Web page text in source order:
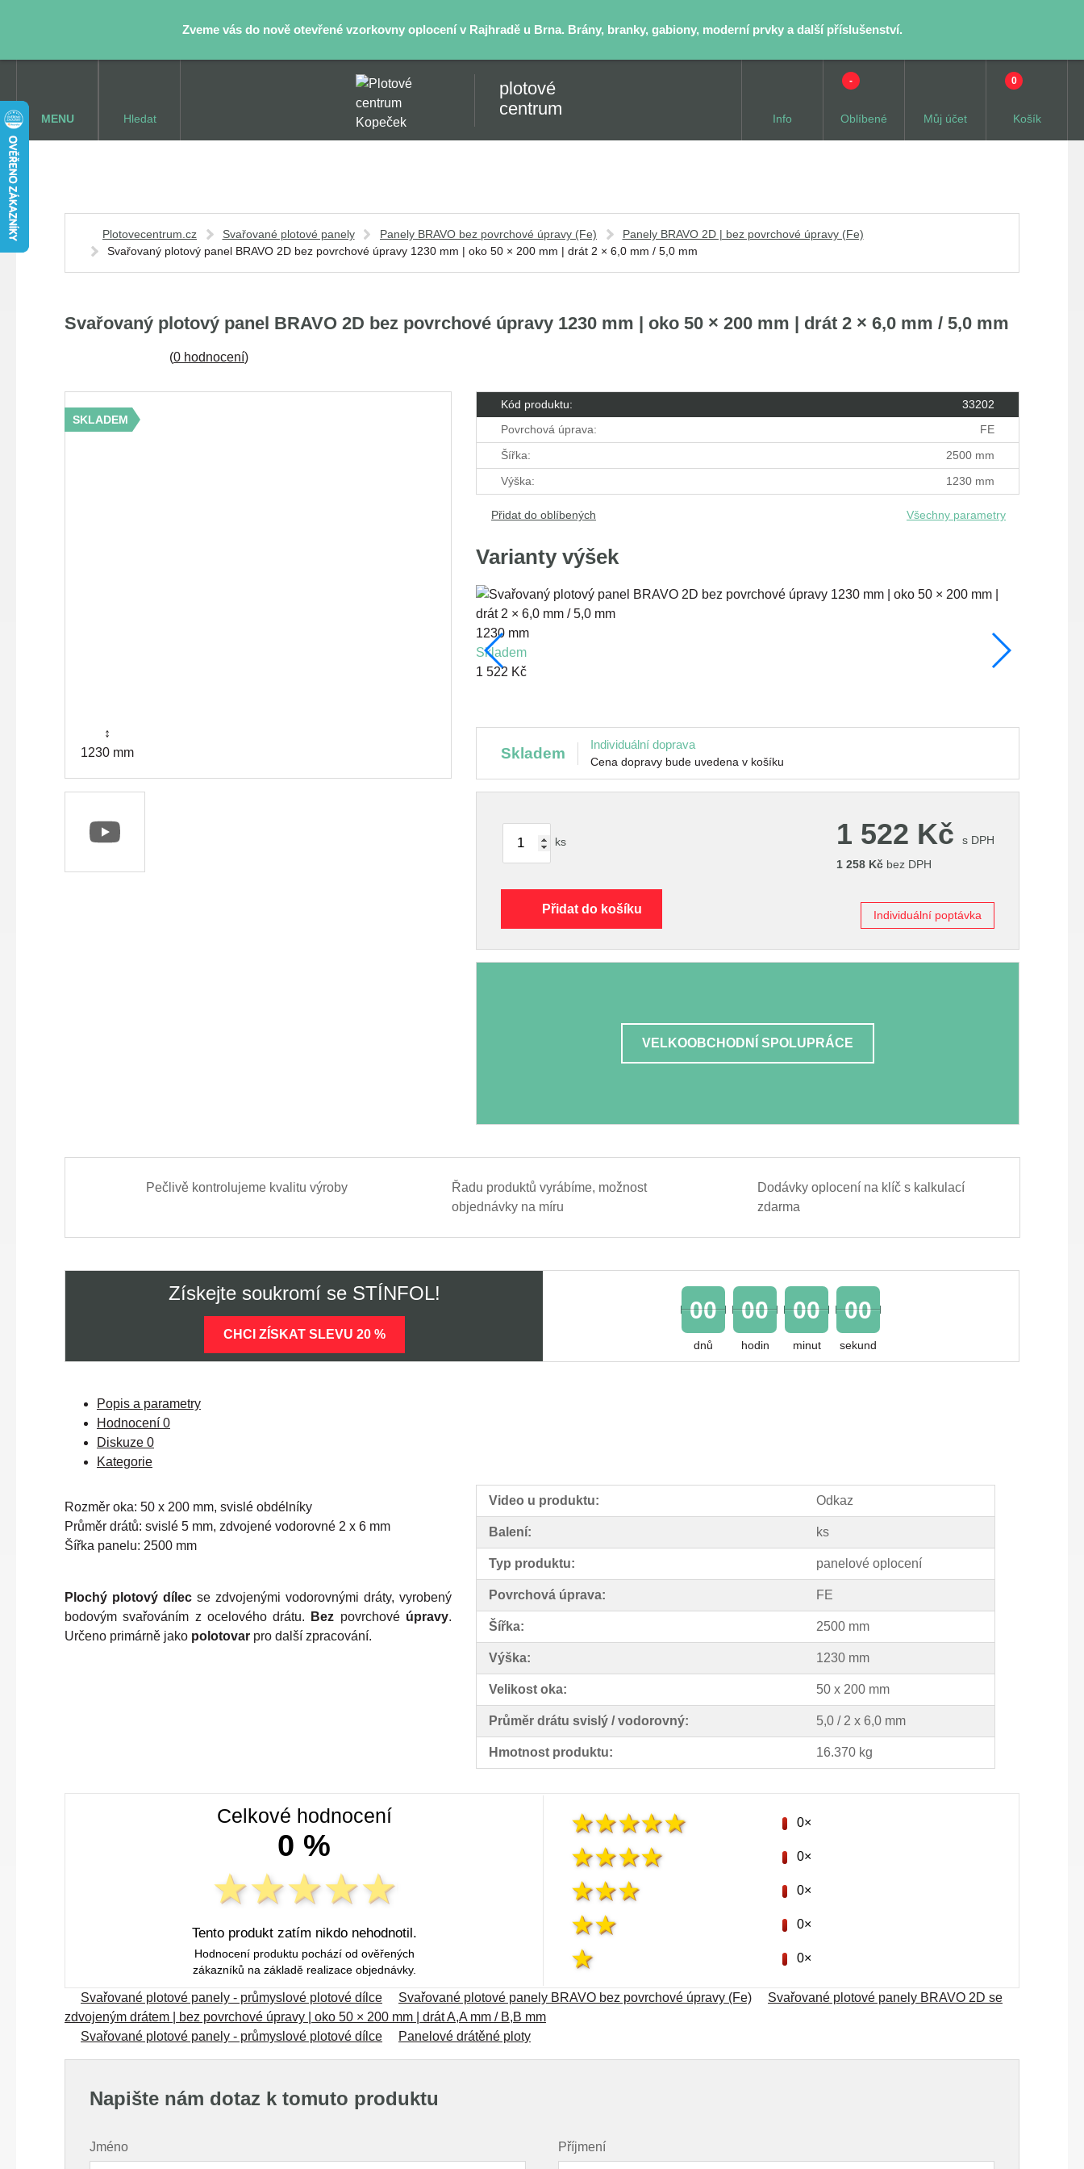
Zveme vás do nově otevřené vzorkovny oplocení v Rajhradě u Brna. Brány, branky, gabiony, moderní prvky a další příslušenství.
MENU
plotové
centrum
Hledat Info Oblíbené
-
Můj účet Košík
0
Plotovecentrum.cz Svařované plotové panely Panely BRAVO bez povrchové úpravy (Fe)
Panely BRAVO 2D | bez povrchové úpravy (Fe)
Svařovaný plotový panel BRAVO 2D bez povrchové úpravy 1230 mm | oko 50 × 200 mm | drát 2 × 6,0 mm / 5,0 mm
Svařovaný plotový panel BRAVO 2D bez povrchové úpravy 1230 mm | oko 50 × 200 mm | drát 2 × 6,0 mm / 5,0 mm
(0 hodnocení)
SKLADEM
↕
1230 mm
Kód produktu:
33202
Povrchová úprava:
FE
Šířka:
2500 mm
Výška:
1230 mm
Přidat do oblíbených Všechny parametry
Varianty výšek
1230 mm
skladem
1 522 Kč
skladem Individuální doprava
Cena dopravy bude uvedena v košíku
ks 1 522 Kč
s DPH
1 258 Kč bez DPH
Přidat do košíku Individuální poptávka
VELKOOBCHODNÍ SPOLUPRÁCE
Pečlivě kontrolujeme kvalitu výroby
Řadu produktů vyrábíme, možnost
objednávky na míru
Dodávky oplocení na klíč s kalkulací
zdarma
Získejte soukromí se STÍNFOL!
CHCI ZÍSKAT SLEVU 20 %
00
dnů
00
hodin
00
minut
00
sekund
Popis a parametry
Hodnocení 0
Diskuze 0
Kategorie
Rozměr oka: 50 x 200 mm, svislé obdélníky
Průměr drátů: svislé 5 mm, zdvojené vodorovné 2 x 6 mm
Šířka panelu: 2500 mm
Plochý plotový dílec se zdvojenými vodorovnými dráty, vyrobený
bodovým svařováním z ocelového drátu.
Bez povrchové úpravy.
Určeno primárně jako polotovar pro další zpracování.
Video u produktu: Odkaz
Balení: ks
Typ produktu: panelové oplocení
Povrchová úprava: FE
Šířka: 2500 mm
Výška: 1230 mm
Velikost oka: 50 x 200 mm
Průměr drátu svislý / vodorovný: 5,0 / 2 x 6,0 mm
Hmotnost produktu: 16.370 kg
Celkové hodnocení
0 %
Tento produkt zatím nikdo nehodnotil.
Hodnocení produktu pochází od ověřených
zákazníků na základě realizace objednávky.
0×
0×
0×
0×
0×
Svařované plotové panely - průmyslové plotové dílce Svařované plotové panely BRAVO bez povrchové úpravy (Fe)
Svařované plotové panely BRAVO 2D se
zdvojeným drátem | bez povrchové úpravy | oko 50 × 200 mm | drát A,A mm / B,B mm
Svařované plotové panely - průmyslové plotové dílce
Panelové drátěné ploty
Napište nám dotaz k tomuto produktu
Jméno Příjmení